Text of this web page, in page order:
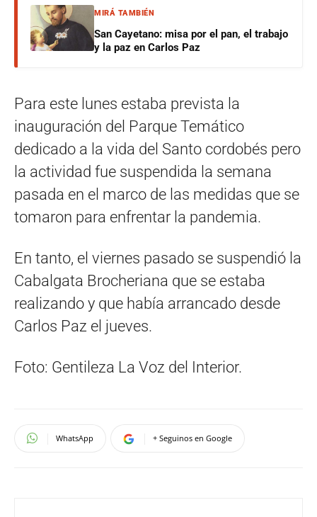
MIRÁ TAMBIÉN
San Cayetano: misa por el pan, el trabajo
y la paz en Carlos Paz
Para este lunes estaba prevista la
inauguración del Parque Temático
dedicado a la vida del Santo cordobés pero
la actividad fue suspendida la semana
pasada en el marco de las medidas que se
tomaron para enfrentar la pandemia.
En tanto, el viernes pasado se suspendió la
Cabalgata Brocheriana que se estaba
realizando y que había arrancado desde
Carlos Paz el jueves.
Foto: Gentileza La Voz del Interior.
WhatsApp + Seguinos en Google